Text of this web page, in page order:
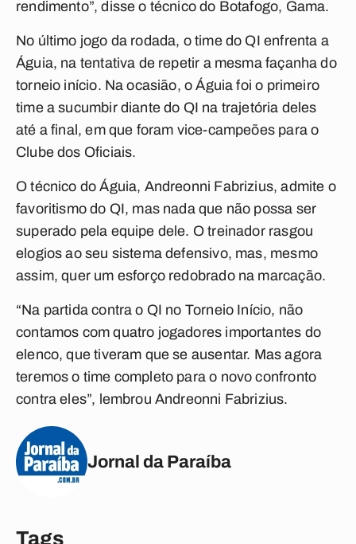
rendimento”, disse o técnico do Botafogo, Gama.
No último jogo da rodada, o time do QI enfrenta a
Águia, na tentativa de repetir a mesma façanha do
torneio início. Na ocasião, o Águia foi o primeiro
time a sucumbir diante do QI na trajetória deles
até a final, em que foram vice-campeões para o
Clube dos Oficiais.
O técnico do Águia, Andreonni Fabrizius, admite o
favoritismo do QI, mas nada que não possa ser
superado pela equipe dele. O treinador rasgou
elogios ao seu sistema defensivo, mas, mesmo
assim, quer um esforço redobrado na marcação.
“Na partida contra o QI no Torneio Início, não
contamos com quatro jogadores importantes do
elenco, que tiveram que se ausentar. Mas agora
teremos o time completo para o novo confronto
contra eles”, lembrou Andreonni Fabrizius.
Jornal da Paraíba
Tags